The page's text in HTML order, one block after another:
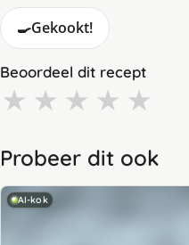
🍳Gekookt!
Beoordeel dit recept
★ ★ ★ ★ ★
Probeer dit ook
AI-kok